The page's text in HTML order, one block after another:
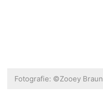
Fotografie: ©Zooey Braun